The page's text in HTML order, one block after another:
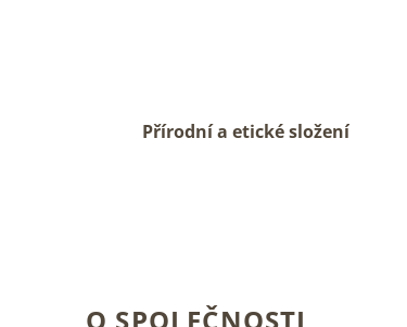
Přírodní a etické složení